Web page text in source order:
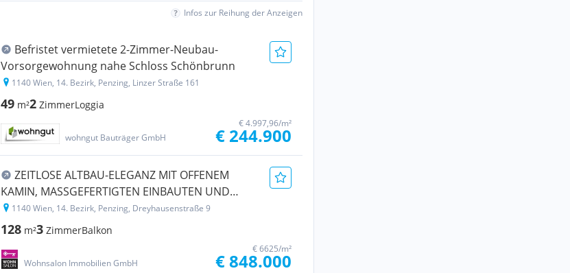
Infos zur Reihung der Anzeigen
Befristet vermietete 2-Zimmer-Neubau-
Vorsorgewohnung nahe Schloss Schönbrunn
1140 Wien, 14. Bezirk, Penzing, Linzer Straße 161
49 m²2 ZimmerLoggia
wohngut Bauträger GmbH
€ 4.997,96/m²
€ 244.900
ZEITLOSE ALTBAU-ELEGANZ MIT OFFENEM
KAMIN, MASSGEFERTIGTEN EINBAUTEN UND
BALKON INS GRÜNE
1140 Wien, 14. Bezirk, Penzing, Dreyhausenstraße 9
128 m²3 ZimmerBalkon
Wohnsalon Immobilien GmbH
€ 6625/m²
€ 848.000